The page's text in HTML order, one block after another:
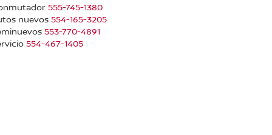
555-745-1380
nuevos 554-165-3205
553-770-4891
554-467-1405